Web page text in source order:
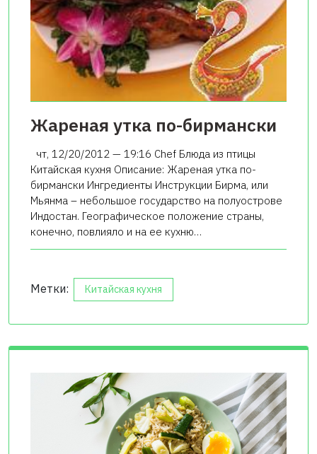
Жареная утка по-бирмански
чт, 12/20/2012 — 19:16 Chef Блюда из птицы
Китайская кухня Описание: Жареная утка по-
бирмански Ингредиенты Инструкции Бирма, или
Мьянма – небольшое государство на полуострове
Индостан. Географическое положение страны,
конечно, повлияло и на ее кухню…
Метки: Китайская кухня